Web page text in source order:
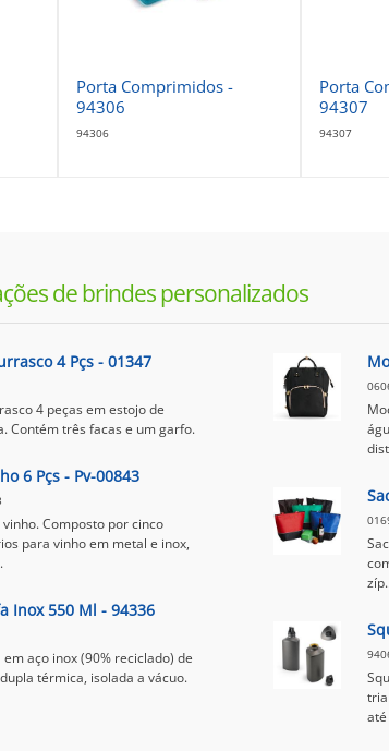
Porta Comprimidos -
94306
94306
Porta
94307
94307
de brindes personalizados
4 Pçs - 01347
4 peças em estojo de
Contém três facas e um garfo.
6 Pçs - Pv-00843
vinho. Composto por cinco
para vinho em metal e inox,
Inox 550 Ml - 94336
aço inox (90% reciclado) de
térmica, isolada a vácuo.